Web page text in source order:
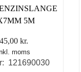
5M
45,00 kr.
moms
121690030